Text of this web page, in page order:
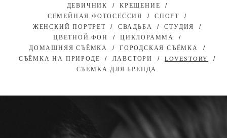
ДЕВИЧНИК
КРЕЩЕНИЕ
СЕМЕЙНАЯ ФОТОСЕССИЯ
СПОРТ
ЖЕНСКИЙ ПОРТРЕТ
СВАДЬБА
СТУДИЯ
ЦВЕТНОЙ ФОН
ЦИКЛОРАММА
ДОМАШНЯЯ СЪЁМКА
ГОРОДСКАЯ СЪЁМКА
СЪЁМКА НА ПРИРОДЕ
ЛАВСТОРИ
LOVESTORY
СЪЕМКА ДЛЯ БРЕНДА